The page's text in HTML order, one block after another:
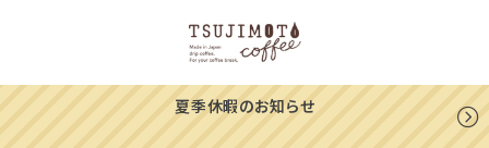
夏季休暇のお知らせ